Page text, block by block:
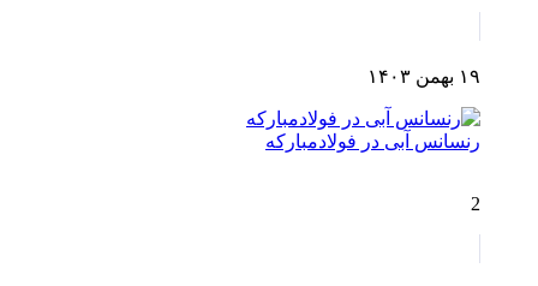
۱۹ بهمن ۱۴۰۳
رنسانس آبی در فولادمبارکه
2